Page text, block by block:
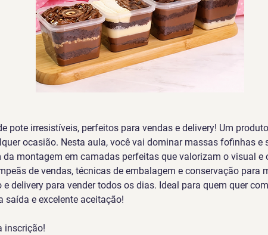
pote irresistíveis, perfeitos para vendas e delivery! Um
ocasião. Nesta aula, você vai dominar massas fofinhas e
da montagem em camadas perfeitas que valorizam o visual e
de vendas, técnicas de embalagem e conservação para
delivery para vender todos os dias. Ideal para quem quer
saída e excelente aceitação!
inscrição!